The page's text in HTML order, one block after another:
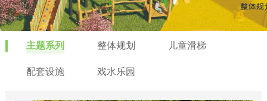
主题系列 整体规划 儿童滑梯
配套设施 戏水乐园